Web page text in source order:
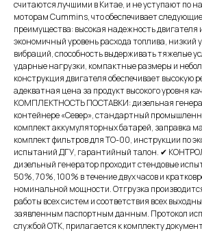
считаются лучшими в Китае, и не уступают по
моторам Cummins, что обеспечивает
преимущества: высокая надежность двигателя
экономичный уровень расхода топлива, низкий
вибраций, способность выдерживать тяжелые
ударные нагрузки, компактные размеры и
конструкция двигателя обеспечивает высокую
адекватная цена за продукт высокого уровня
КОМПЛЕКТНОСТЬ ПОСТАВКИ: дизельная
контейнере «Север», стандартный
комплект аккумуляторных батарей, заправка
комплект фильтров для ТО-00, инструкции по
испытаний ДГУ, гарантийный талон. ✔
дизельный генератор проходит стендовые
50%, 70%, 100% в течение двух часов и
номинальной мощности. Отгрузка
работы всех систем и соответствия всех
заявленным паспортным данным. Протокол
службой ОТК, прилагается к комплекту